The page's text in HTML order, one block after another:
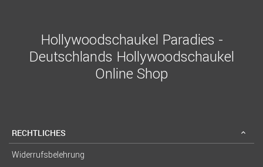
Hollywoodschaukel Paradies -
Deutschlands Hollywoodschaukel
Online Shop
RECHTLICHES
Widerrufsbelehrung